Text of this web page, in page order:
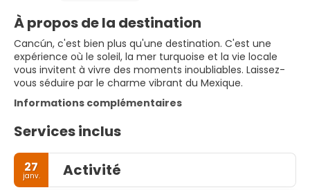
À propos de la destination
Cancún, c'est bien plus qu'une destination. C'est une
expérience où le soleil, la mer turquoise et la vie locale
vous invitent à vivre des moments inoubliables. Laissez-
vous séduire par le charme vibrant du Mexique.
Informations complémentaires
Services inclus
27
janv. Activité